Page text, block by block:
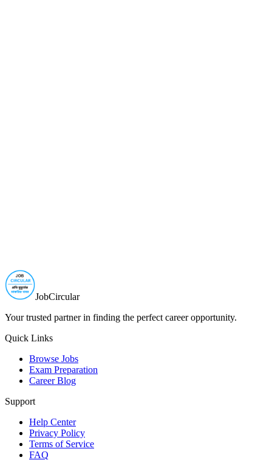
JobCircular
Your trusted partner in finding the perfect career opportunity.
Quick Links
Browse Jobs
Exam Preparation
Career Blog
Support
Help Center
Privacy Policy
Terms of Service
FAQ